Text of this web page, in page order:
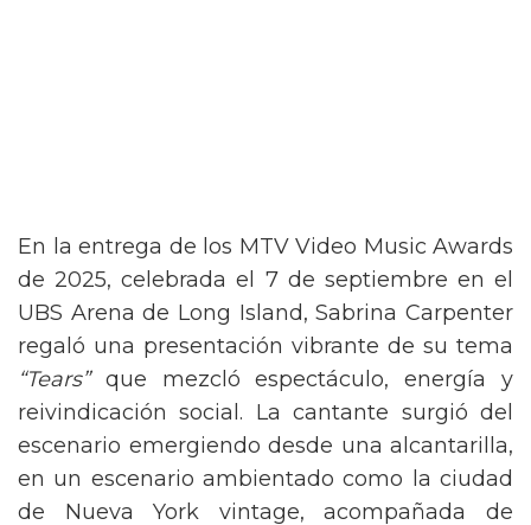
En la entrega de los MTV Video Music Awards
de 2025, celebrada el 7 de septiembre en el
UBS Arena de Long Island, Sabrina Carpenter
regaló una presentación vibrante de su tema
“Tears”que mezcló espectáculo, energía y
reivindicación social. La cantante surgió del
escenario emergiendo desde una alcantarilla,
en un escenario ambientado como la ciudad
de Nueva York vintage, acompañada de